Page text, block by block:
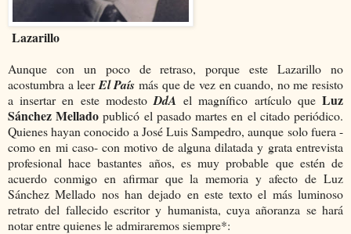
Lazarillo
Aunque con un poco de retraso, porque este Lazarillo no
acostumbra a leerEl País más que de vez en cuando, no me resisto
a insertar en este modesto DdA el magnífico artículo que Luz
Sánchez Mellado publicó el pasado martes en el citado periódico.
Quienes hayan conocido a José Luis Sampedro, aunque solo fuera -
como en mi caso- con motivo de alguna dilatada y grata entrevista
profesional hace bastantes años, es muy probable que estén de
acuerdo conmigo en afirmar que la memoria y afecto de Luz
Sánchez Mellado nos han dejado en este texto el más luminoso
retrato del fallecido escritor y humanista, cuya añoranza se hará
notar entre quienes le admiraremos siempre*: